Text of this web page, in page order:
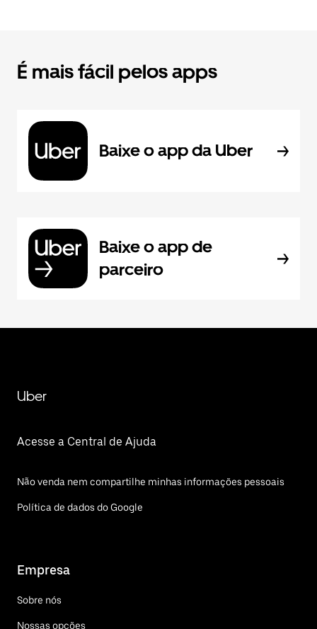
É mais fácil pelos apps
Baixe o app da Uber
Baixe o app de
parceiro
Uber
Acesse a Central de Ajuda
Não venda nem compartilhe minhas informações pessoais
Política de dados do Google
Empresa
Sobre nós
Nossas opções